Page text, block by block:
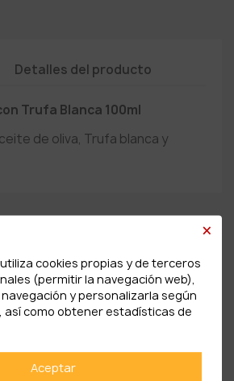
Detalles del producto
Trufa Blanca 100ml
de oliva, Trufa blanca y
¡EN OFERTA!
×
cookies propias y de terceros
(permitir la navegación web),
y personalizarla según
como obtener estadísticas de
Aceptar